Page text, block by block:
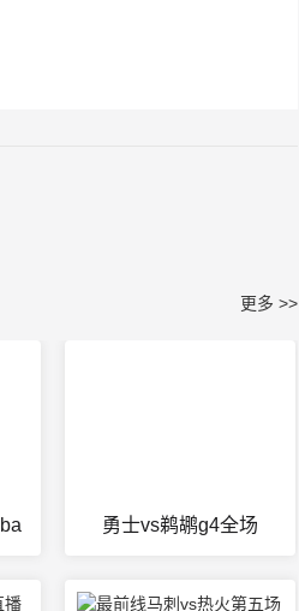
更多 >>
勇士vs鹈鹕g4全场